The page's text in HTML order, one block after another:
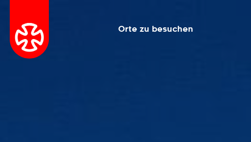
Orte zu besuchen